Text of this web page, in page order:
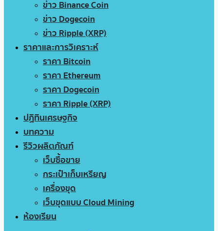
ข่าว Binance Coin
ข่าว Dogecoin
ข่าว Ripple (XRP)
ราคาและการวิเคราะห์
ราคา Bitcoin
ราคา Ethereum
ราคา Dogecoin
ราคา Ripple (XRP)
ปฏิทินเศรษฐกิจ
บทความ
รีวิวผลิตภัณฑ์
เว็บซื้อขาย
กระเป๋าเก็บเหรียญ
เครื่องขุด
เว็บขุดแบบ Cloud Mining
ห้องเรียน